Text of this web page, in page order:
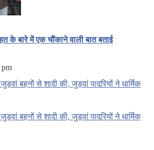
के बारे में एक चौंकाने वाली बात बताई
pm